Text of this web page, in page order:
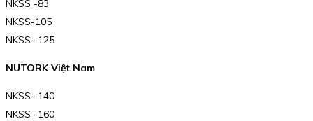
NKSS -83
NKSS-105
NKSS -125
NUTORK Việt Nam
NKSS -140
NKSS -160